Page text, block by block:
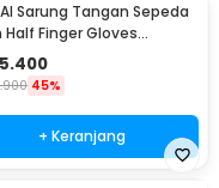
Sarung Tangan Sepeda
Half Finger Gloves
XL - TS-10
45%
+ Keranjang